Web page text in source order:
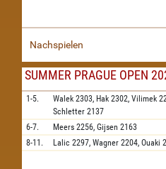
Nachspielen
SUMMER PRAGUE OPEN
1-5. Walek 2303, Hak 2302, Vilimek
Schletter 2137
6-7. Meers 2256, Gijsen 2163
8-11.
Lalic 2297, Wagner 2204, Ouaki